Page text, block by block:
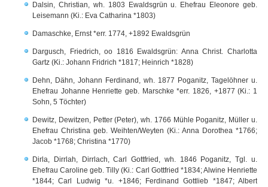
Dalsin, Christian, wh. 1803 Ewaldsgrün u. Ehefrau Eleonore geb.
Leisemann (Ki.: Eva Catharina *1803)
Damaschke, Ernst *err. 1774, +1892 Ewaldsgrün
Dargusch, Friedrich, oo 1816 Ewaldsgrün: Anna Christ. Charlotta
Gartz (Ki.: Johann Fridrich *1817; Heinrich *1828)
Dehn, Dähn, Johann Ferdinand, wh. 1877 Poganitz, Tagelöhner u.
Ehefrau Johanne Henriette geb. Marschke *err. 1826, +1877 (Ki.: 1
Sohn, 5 Töchter)
Dewitz, Dewitzen, Petter (Peter), wh. 1766 Mühle Poganitz, Müller u.
Ehefrau Christina geb. Weihten/Weyten (Ki.: Anna Dorothea *1766;
Jacob *1768; Christina *1770)
Dirla, Dirrlah, Dirrlach, Carl Gottfried, wh. 1846 Poganitz, Tgl. u.
Ehefrau Caroline geb. Tilly (Ki.: Carl Gottfried *1834; Alwine Henriette
*1844; Carl Ludwig *u. +1846; Ferdinand Gottlieb *1847; Albert